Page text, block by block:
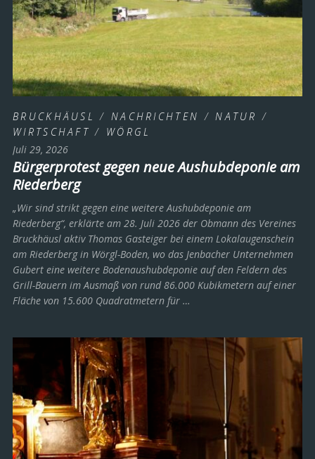
BRUCKHÄUSL / NACHRICHTEN /NATUR /
WIRTSCHAFT / WÖRGL
Juli 29, 2026
Bürgerprotest gegen neue Aushubdeponie am
Riederberg
„Wir sind strikt gegen eine weitere Aushubdeponie am
Riederberg“, erklärte am 28. Juli 2026 der Obmann des Vereines
Bruckhäusl aktiv Thomas Gasteiger bei einem Lokalaugenschein
am Riederberg in Wörgl-Boden, wo das Jenbacher Unternehmen
Gubert eine weitere Bodenaushubdeponie auf den Feldern des
Grill-Bauern im Ausmaß von rund 86.000 Kubikmetern auf einer
Fläche von 15.600 Quadratmetern für …